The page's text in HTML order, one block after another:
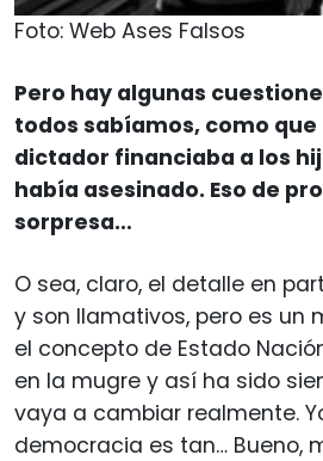
Foto: Web Ases Falsos
Pero hay algunas
todos sabíamos, como que
dictador financiaba a los
había asesinado. Eso de
sorpresa…
O sea, claro, el detalle en
y son llamativos, pero es un
el concepto de Estado
en la mugre y así ha sido
vaya a cambiar realmente.
democracia es tan… Bueno,